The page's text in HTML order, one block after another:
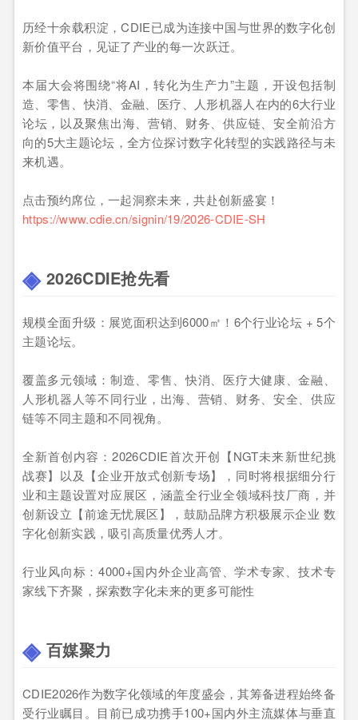
历经十余载积淀，CDIE已成为连接中国与世界的数字化创
新价值平台，见证了产业的每一次跃迁。
本届大会将围绕“将AI，转化为生产力”主题，开设包括制
造、零售、快消、金融、医疗、人形机器人在内的6大行业
论坛，以及聚焦出海、营销、财务、供应链、安全前沿方
向的5大主题论坛，全方位探讨数字化转型的实践路径与未
来机遇。
点击预约席位，一起洞察未来，共赴创新盛宴！
https://www.cdie.cn/signin/19/2026-CDIE-SH
2026CDIE抢先看
规模全面升级：展览面积达到6000㎡！6个行业论坛 + 5个
主题论坛。
覆盖多元领域：制造、零售、快消、医疗大健康、金融、
人形机器人等不同行业，出海、营销、财务、安全、供应
链等不同主题和不同视角。
全新首创内容：2026CDIE首次开创【NGT未来新世纪挑
战赛】以及【企业开放式创新专场】，同时将根据细分行
业和主题设置对应展区，涵盖全行业全领域科技厂商，并
创新设立【前途无忧展区】，鼓励品牌方积极展示企业 数
字化创新实践，吸引高质量优秀人才。
行业风向标：4000+国内外企业高管、学术专家、技术专
家线下齐聚，探索数字化未来的更多可能性
百媒聚力
CDIE2026作为数字化领域的年度盛会，其筹备进程始终备
受行业瞩目。目前已成功携手100+国内外主流媒体与垂直